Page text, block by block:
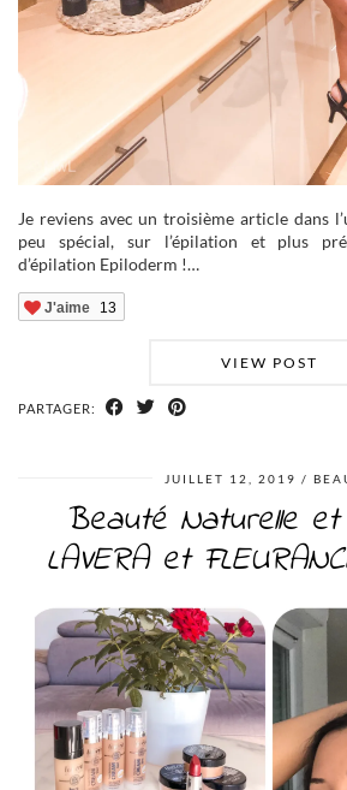
Je reviens avec un troisième article dans
peu spécial, sur l’épilation et plus
d’épilation Epiloderm !…
J'aime 13
VIEW POST
PARTAGER:
JUILLET 12, 2019
Beauté Naturelle
LAVERA et